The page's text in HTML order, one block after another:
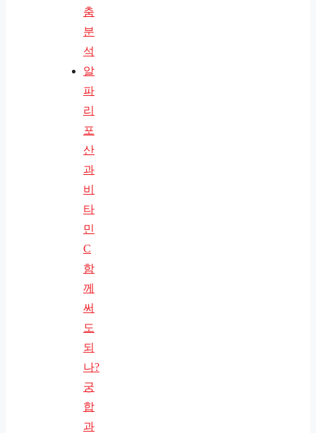
춤
분
석
알
파
리
포
산
과
비
타
민
C
함
께
써
도
되
나?
궁
합
과